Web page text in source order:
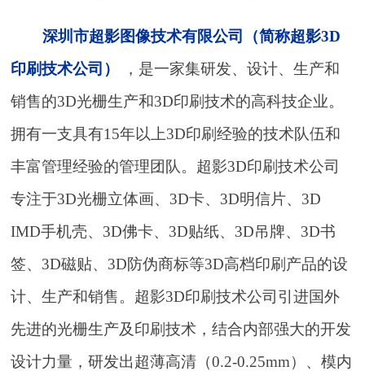
深圳市超影图像技术有限公司（简称超影3D
印刷技术公司）
，是一家集研发、设计、生产和
销售的3D光栅生产和3D印刷技术的高科技企业。
拥有一支具有15年以上3D印刷经验的技术队伍和
丰富管理经验的管理团队。超影3D印刷技术公司
专注于3D光栅立体画、3D卡、3D明信片、3D
IMD手机壳、3D佛卡、3D贴纸、3D吊牌、3D书
签、3D磁贴、3D防伪商标等3D高档印刷产品的设
计、生产和销售。超影3D印刷技术公司引进国外
先进的光栅生产及印刷技术，结合内部强大的开发
设计力量，研发出超薄高清（0.2-0.25mm）、模内